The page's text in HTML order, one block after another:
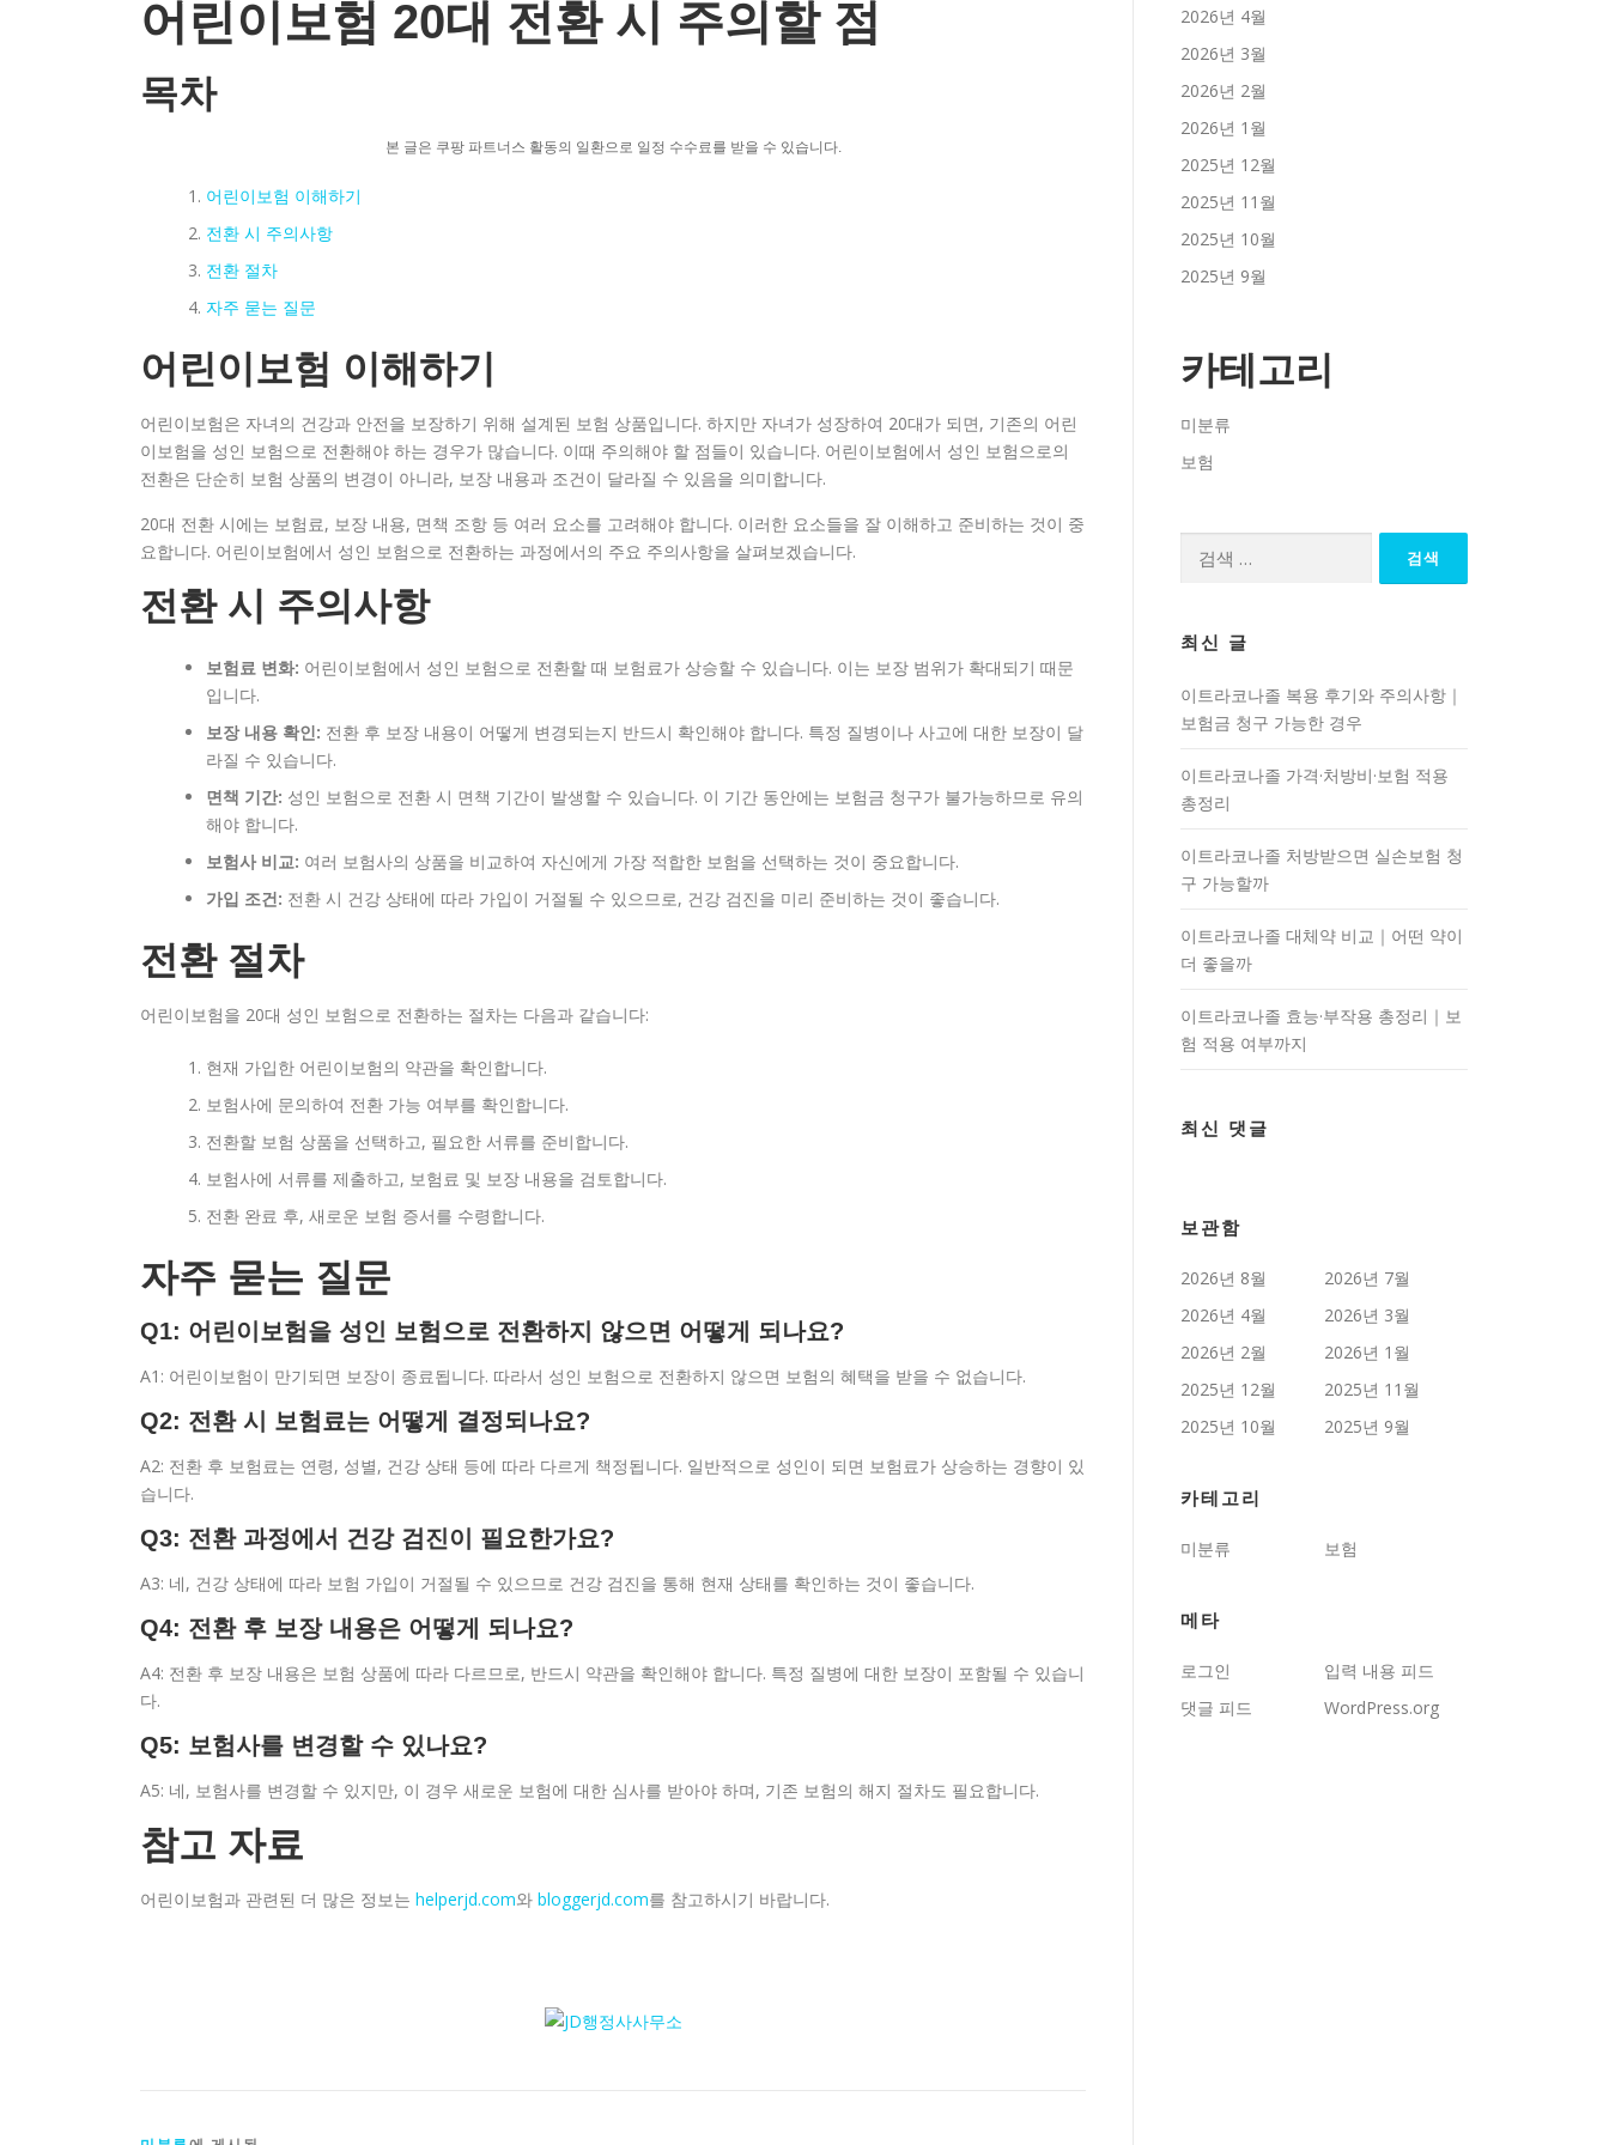
어린이보험 20대 전환 시 주의할 점
목차
본 글은 쿠팡 파트너스 활동의 일환으로 일정 수수료를 받을 수 있습니다.
어린이보험 이해하기
전환 시 주의사항
전환 절차
자주 묻는 질문
어린이보험 이해하기
어린이보험은 자녀의 건강과 안전을 보장하기 위해 설계된 보험 상품입니다. 하지만 자녀가 성장하여 20대가 되면, 기존의 어린
이보험을 성인 보험으로 전환해야 하는 경우가 많습니다. 이때 주의해야 할 점들이 있습니다. 어린이보험에서 성인 보험으로의
전환은 단순히 보험 상품의 변경이 아니라, 보장 내용과 조건이 달라질 수 있음을 의미합니다.
20대 전환 시에는 보험료, 보장 내용, 면책 조항 등 여러 요소를 고려해야 합니다. 이러한 요소들을 잘 이해하고 준비하는 것이 중
요합니다. 어린이보험에서 성인 보험으로 전환하는 과정에서의 주요 주의사항을 살펴보겠습니다.
전환 시 주의사항
보험료 변화: 어린이보험에서 성인 보험으로 전환할 때 보험료가 상승할 수 있습니다. 이는 보장 범위가 확대되기 때문
입니다.
보장 내용 확인: 전환 후 보장 내용이 어떻게 변경되는지 반드시 확인해야 합니다. 특정 질병이나 사고에 대한 보장이 달
라질 수 있습니다.
면책 기간: 성인 보험으로 전환 시 면책 기간이 발생할 수 있습니다. 이 기간 동안에는 보험금 청구가 불가능하므로 유의
해야 합니다.
보험사 비교: 여러 보험사의 상품을 비교하여 자신에게 가장 적합한 보험을 선택하는 것이 중요합니다.
가입 조건: 전환 시 건강 상태에 따라 가입이 거절될 수 있으므로, 건강 검진을 미리 준비하는 것이 좋습니다.
전환 절차
어린이보험을 20대 성인 보험으로 전환하는 절차는 다음과 같습니다:
현재 가입한 어린이보험의 약관을 확인합니다.
보험사에 문의하여 전환 가능 여부를 확인합니다.
전환할 보험 상품을 선택하고, 필요한 서류를 준비합니다.
보험사에 서류를 제출하고, 보험료 및 보장 내용을 검토합니다.
전환 완료 후, 새로운 보험 증서를 수령합니다.
자주 묻는 질문
Q1: 어린이보험을 성인 보험으로 전환하지 않으면 어떻게 되나요?
A1: 어린이보험이 만기되면 보장이 종료됩니다. 따라서 성인 보험으로 전환하지 않으면 보험의 혜택을 받을 수 없습니다.
Q2: 전환 시 보험료는 어떻게 결정되나요?
A2: 전환 후 보험료는 연령, 성별, 건강 상태 등에 따라 다르게 책정됩니다. 일반적으로 성인이 되면 보험료가 상승하는 경향이 있
습니다.
Q3: 전환 과정에서 건강 검진이 필요한가요?
A3: 네, 건강 상태에 따라 보험 가입이 거절될 수 있으므로 건강 검진을 통해 현재 상태를 확인하는 것이 좋습니다.
Q4: 전환 후 보장 내용은 어떻게 되나요?
A4: 전환 후 보장 내용은 보험 상품에 따라 다르므로, 반드시 약관을 확인해야 합니다. 특정 질병에 대한 보장이 포함될 수 있습니
다.
Q5: 보험사를 변경할 수 있나요?
A5: 네, 보험사를 변경할 수 있지만, 이 경우 새로운 보험에 대한 심사를 받아야 하며, 기존 보험의 해지 절차도 필요합니다.
참고 자료
어린이보험과 관련된 더 많은 정보는 helperjd.com와 bloggerjd.com를 참고하시기 바랍니다.
2026년 4월
2026년 3월
2026년 2월
2026년 1월
2025년 12월
2025년 11월
2025년 10월
2025년 9월
카테고리
미분류
보험
최신 글
이트라코나졸 복용 후기와 주의사항｜
보험금 청구 가능한 경우
이트라코나졸 가격·처방비·보험 적용
총정리
이트라코나졸 처방받으면 실손보험 청
구 가능할까
이트라코나졸 대체약 비교｜어떤 약이
더 좋을까
이트라코나졸 효능·부작용 총정리｜보
험 적용 여부까지
최신 댓글
보관함
2026년 8월
2026년 7월
2026년 4월
2026년 3월
2026년 2월
2026년 1월
2025년 12월
2025년 11월
2025년 10월
2025년 9월
카테고리
미분류 보험
메타
로그인
입력 내용 피드
댓글 피드
WordPress.org